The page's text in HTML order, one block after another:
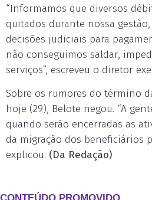
“Informamos que diversos
quitados durante nossa
decisões judiciais para
não conseguimos saldar,
serviços”, escreveu o diretor
Sobre os rumores do término
hoje (29), Belote negou. “A
quando serão encerradas as
da migração dos beneficiários
explicou. (Da Redação)